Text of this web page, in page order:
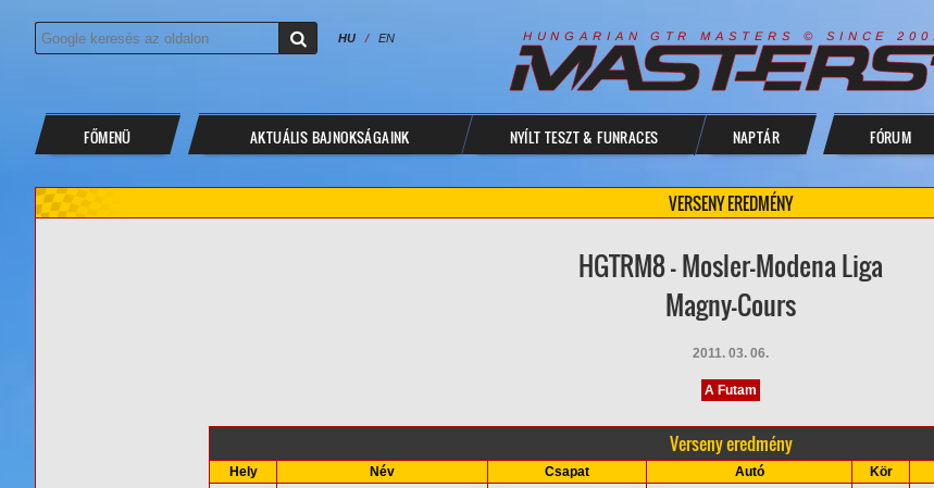
HU / EN H U N G A R I A N G T R M A S T E R S © S I N C E 2 0 0
FŐMENÜ AKTUÁLIS BAJNOKSÁGAINK NYÍLT TESZT & FUNRACES NAPTÁR FÓRUM
VERSENY EREDMÉNY
HGTRM8 - Mosler-Modena Liga
Magny-Cours
2011. 03. 06.
A Futam
Verseny eredmény
Hely Név Csapat Autó Kör